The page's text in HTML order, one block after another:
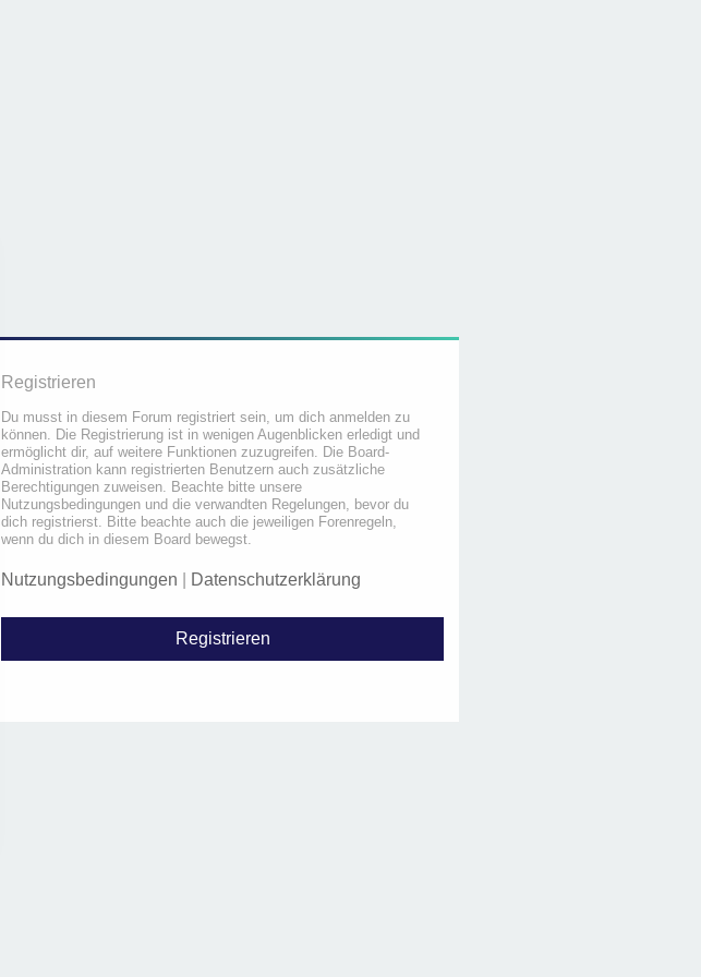
Registrieren
Du musst in diesem Forum registriert sein, um dich anmelden zu
können. Die Registrierung ist in wenigen Augenblicken erledigt und
ermöglicht dir, auf weitere Funktionen zuzugreifen. Die Board-
Administration kann registrierten Benutzern auch zusätzliche
Berechtigungen zuweisen. Beachte bitte unsere
Nutzungsbedingungen und die verwandten Regelungen, bevor du
dich registrierst. Bitte beachte auch die jeweiligen Forenregeln,
wenn du dich in diesem Board bewegst.
Nutzungsbedingungen Datenschutzerklärung
Registrieren